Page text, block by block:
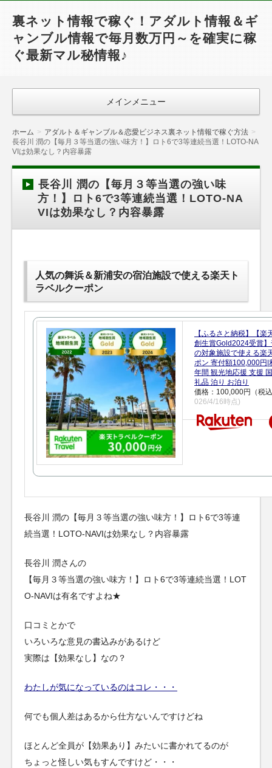
裏ネット情報で稼ぐ！アダルト情報＆ギ
ャンブル情報で毎月数万円～を確実に稼
ぐ最新マル秘情報♪
メインメニュー
ホーム
アダルト＆ギャンブル＆恋愛ビジネス裏ネット情報で稼ぐ方法
長谷川 潤の【毎月３等当選の強い味方！】ロト6で3等連続当選！LOTO-NA
VIは効果なし？内容暴露
長谷川 潤の【毎月３等当選の強い味
方！】ロト6で3等連続当選！LOTO-NA
VIは効果なし？内容暴露
人気の舞浜＆新浦安の宿泊施設で使える楽天ト
ラベルクーポン
【ふるさと納税】【楽
創生賞Gold2024受賞
の対象施設で使える楽
ポン 寄付額100,000円|
年間 観光地応援 支援
礼品 泊り お泊り
価格：100,000円（税
026/4/16時点)
長谷川 潤の【毎月３等当選の強い味方！】ロト6で3等連
続当選！LOTO-NAVIは効果なし？内容暴露
長谷川 潤さんの
【毎月３等当選の強い味方！】ロト6で3等連続当選！LOT
O-NAVIは有名ですよね★
口コミとかで
いろいろな意見の書込みがあるけど
実際は【効果なし】なの？
わたしが気になっているのはコレ・・・
何でも個人差はあるから仕方ないんですけどね
ほとんど全員が【効果あり】みたいに書かれてるのが
ちょっと怪しい気もすんですけど・・・